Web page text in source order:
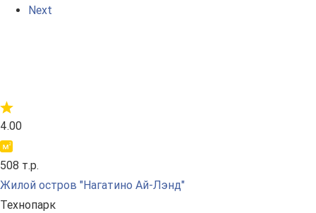
Next
4.00
508 т.р.
Жилой остров "Нагатино Ай-Лэнд"
Технопарк